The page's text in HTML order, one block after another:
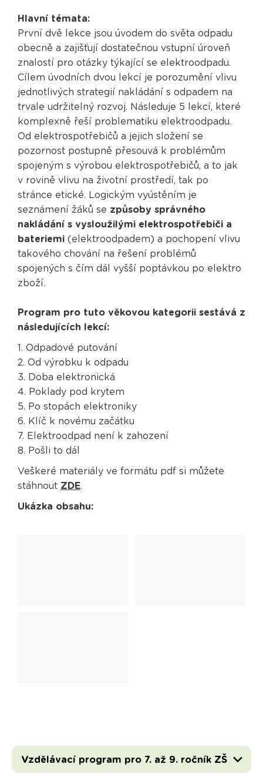
Hlavní témata:
První dvě lekce jsou úvodem do světa odpadu
obecně a zajišťují dostatečnou vstupní úroveň
znalostí pro otázky týkající se elektroodpadu.
Cílem úvodních dvou lekcí je porozumění vlivu
jednotlivých strategií nakládání s odpadem na
trvale udržitelný rozvoj. Následuje 5 lekcí, které
komplexně řeší problematiku elektroodpadu.
Od elektrospotřebičů a jejich složení se
pozornost postupně přesouvá k problémům
spojeným s výrobou elektrospotřebičů, a to jak
v rovině vlivu na životní prostředí, tak po
stránce etické. Logickým vyústěním je
seznámení žáků se způsoby správného
nakládání s vysloužilými elektrospotřebiči a
bateriemi(elektroodpadem) a pochopení vlivu
takového chování na řešení problémů
spojených s čím dál vyšší poptávkou po elektro
zboží.
Program pro tuto věkovou kategorii sestává z
následujících lekcí:
1. Odpadové putování
2. Od výrobku k odpadu
3. Doba elektronická
4. Poklady pod krytem
5. Po stopách elektroniky
6. Klíč k novému začátku
7. Elektroodpad není k zahození
8. Pošli to dál
Veškeré materiály ve formátu pdf si můžete
stáhnout ZDE.
Ukázka obsahu:
Vzdělávací program pro 7. až 9. ročník ZŠ